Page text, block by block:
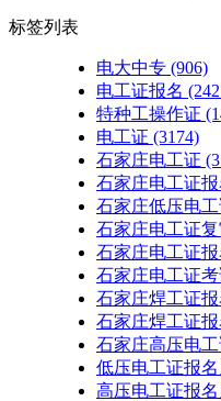
标签列表
电大中专 (906)
电工证报名
特种工操作证
电工证 (3174)
石家庄电工证
石家庄电工证报
石家庄低压电工
石家庄电工证复
石家庄电工证报
石家庄电工证
石家庄焊工证报
石家庄焊工证报
石家庄高压电工
低压电工证报
高压电工证报